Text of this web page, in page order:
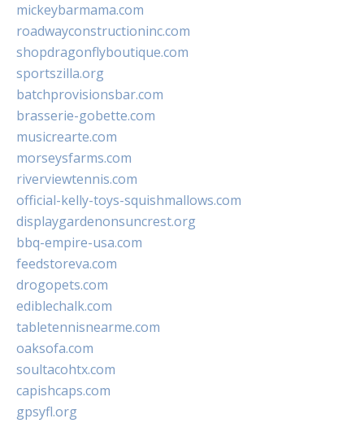
mickeybarmama.com
roadwayconstructioninc.com
shopdragonflyboutique.com
sportszilla.org
batchprovisionsbar.com
brasserie-gobette.com
musicrearte.com
morseysfarms.com
riverviewtennis.com
official-kelly-toys-squishmallows.com
displaygardenonsuncrest.org
bbq-empire-usa.com
feedstoreva.com
drogopets.com
ediblechalk.com
tabletennisnearme.com
oaksofa.com
soultacohtx.com
capishcaps.com
gpsyfl.org